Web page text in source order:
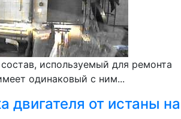
используемый для ремонта
одинаковый с ним...
двигателя от истаны на